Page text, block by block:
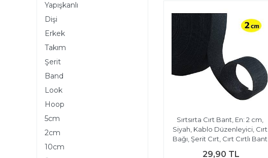
Yapışkanlı
Dişi
Erkek
Takım
Şerit
Band
Look
Hoop
5cm
2cm
10cm
Sırtsırta Cırt Bant, En: 2 cm,
Siyah, Kablo Düzenleyici, Cırt
Bağı, Şerit Cırt, Cırt Cırtlı Bant
29,90 TL